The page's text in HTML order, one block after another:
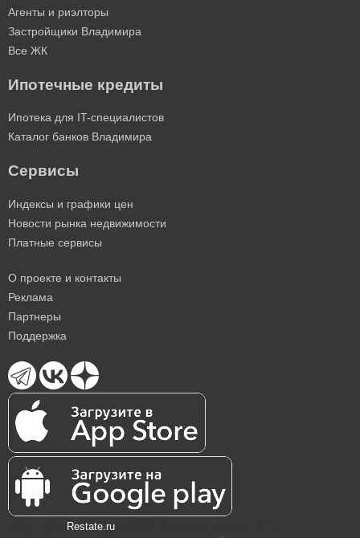
Агенты и риэлторы
Застройщики Владимира
Все ЖК
Ипотечные кредиты
Ипотека для IT-специалистов
Каталог банков Владимира
Сервисы
Индексы и графики цен
Новости рынка недвижимости
Платные сервисы
О проекте и контакты
Реклама
Партнеры
Поддержка
Restate.ru